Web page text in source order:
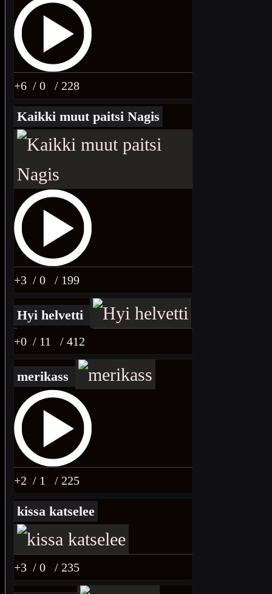
+6 / 0 / 228
Kaikki muut paitsi Nagis
+3 / 0 / 199
Hyi helvetti
+0 / 11 / 412
merikass
+2 / 1 / 225
kissa katselee
+3 / 0 / 235